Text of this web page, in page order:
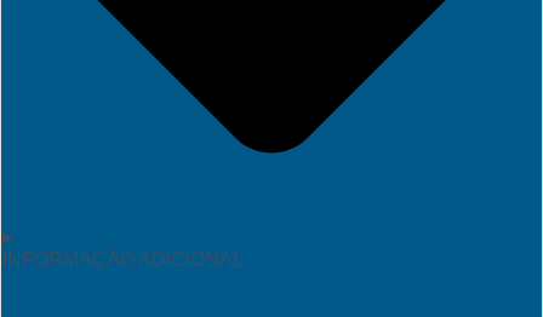
INFORMAÇÃO ADICIONAL